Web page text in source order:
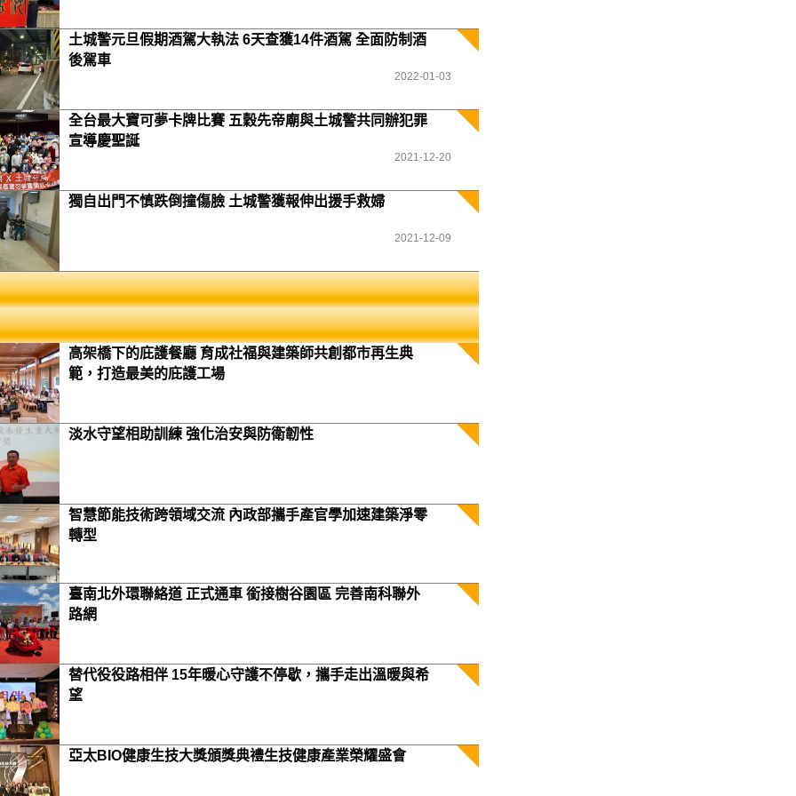
土城警元旦假期酒駕大執法 6天查獲14件酒駕 全面防制酒
後駕車
2022-01-03
全台最大寶可夢卡牌比賽 五穀先帝廟與土城警共同辦犯罪
宣導慶聖誕
2021-12-20
獨自出門不慎跌倒撞傷臉 土城警獲報伸出援手救婦
2021-12-09
高架橋下的庇護餐廳 育成社福與建築師共創都市再生典
範，打造最美的庇護工場
淡水守望相助訓練 強化治安與防衛韌性
智慧節能技術跨領域交流 內政部攜手產官學加速建築淨零
轉型
臺南北外環聯絡道 正式通車 銜接樹谷園區 完善南科聯外
路網
替代役役路相伴 15年暖心守護不停歇，攜手走出溫暖與希
望
亞太BIO健康生技大獎頒獎典禮生技健康產業榮耀盛會